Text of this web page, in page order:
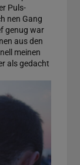
Puls-
nen Gang
genug war
aus den
meinen
als gedacht